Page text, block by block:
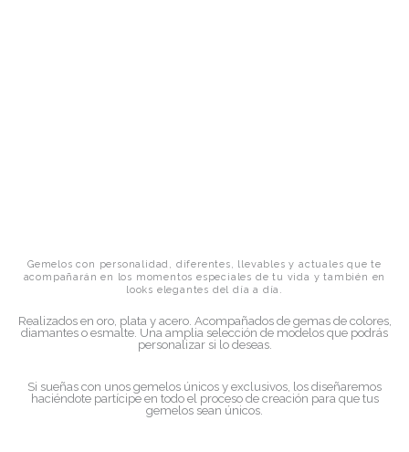
Gemelos con personalidad, diferentes, llevables y actuales que te
acompañarán en los momentos especiales de tu vida y también en
looks elegantes del día a día.
Realizados en oro, plata y acero. Acompañados de gemas de colores,
diamantes o esmalte. Una amplia selección de modelos que podrás
personalizar si lo deseas.
Si sueñas con unos gemelos únicos y exclusivos, los diseñaremos
haciéndote partícipe en todo el proceso de creación para que tus
gemelos sean únicos.